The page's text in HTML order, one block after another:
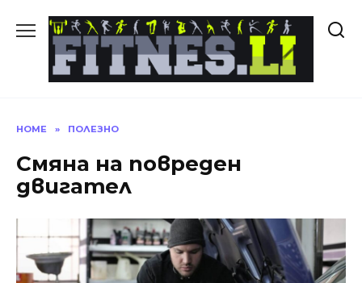
HOME » ПОЛЕЗНО
Смяна на повреден
двигател